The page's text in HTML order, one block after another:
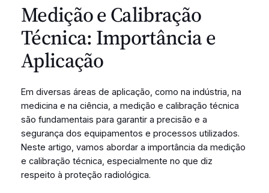
Medição e Calibração
Técnica: Importância e
Aplicação
Em diversas áreas de aplicação, como na indústria, na
medicina e na ciência, a medição e calibração técnica
são fundamentais para garantir a precisão e a
segurança dos equipamentos e processos utilizados.
Neste artigo, vamos abordar a importância da medição
e calibração técnica, especialmente no que diz
respeito à proteção radiológica.